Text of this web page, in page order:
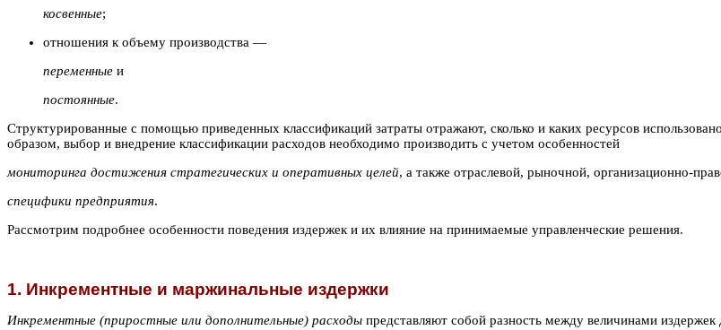
косвенные;
отношения к объему производства —
переменные и
постоянные.
Структурированные с помощью приведенных классификаций затраты отражают, сколько и каких ресурсов
образом, выбор и внедрение классификации расходов необходимо производить с учетом особенностей
мониторинга достижения стратегических и оперативных целей, а также отраслевой, рыночной, организационно-
специфики предприятия.
Рассмотрим подробнее особенности поведения издержек и их влияние на принимаемые управленческие решения.
1. Инкрементные и маржинальные издержки
Инкрементные (приростные или дополнительные) расходы представляют собой разность между величинами